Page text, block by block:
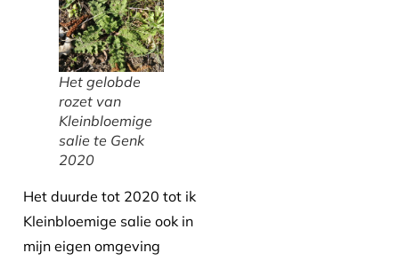
Het gelobde
rozet van
Kleinbloemige
salie te Genk
2020
Het duurde tot 2020 tot ik
Kleinbloemige salie ook in
mijn eigen omgeving